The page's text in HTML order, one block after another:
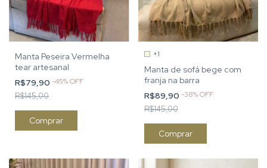
Manta Peseira Vermelha
tear artesanal
R$79,90 -45%OFF
R$145,00
+1
Manta de sofá bege com
franja na barra
R$89,90 -38%OFF
R$145,00
Comprar